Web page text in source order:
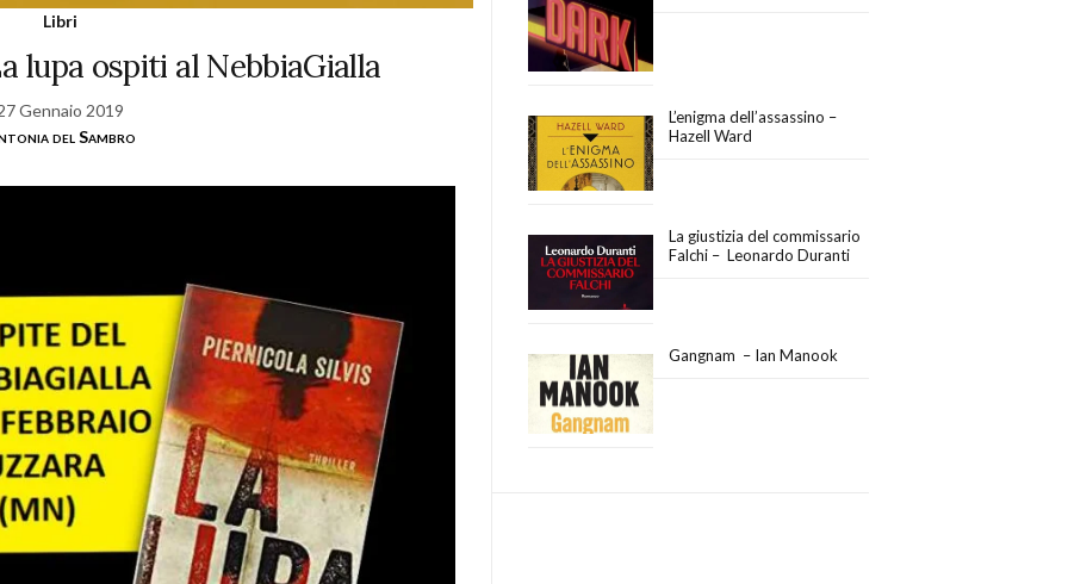
Libri
lupa ospiti al NebbiaGialla
Gennaio 2019
del Sambro
L’enigma dell’assassino –
Hazell Ward
La giustizia del commissario
Falchi – Leonardo Duranti
Gangnam – Ian Manook